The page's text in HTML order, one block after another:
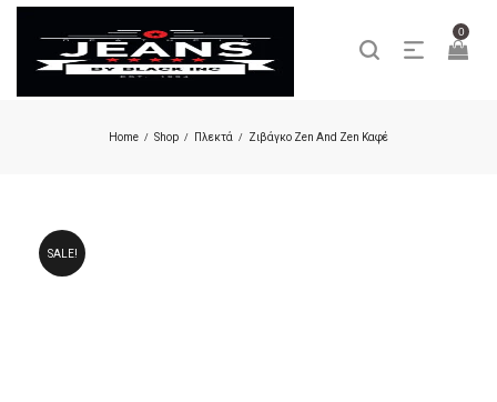
0
Home / Shop / Πλεκτά / Ζιβάγκο Zen And Zen Καφέ
SALE!